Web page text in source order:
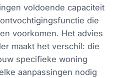
voldoende capaciteit
die
voorkomen. Het advies
maakt het verschil: die
specifieke woning
aanpassingen nodig